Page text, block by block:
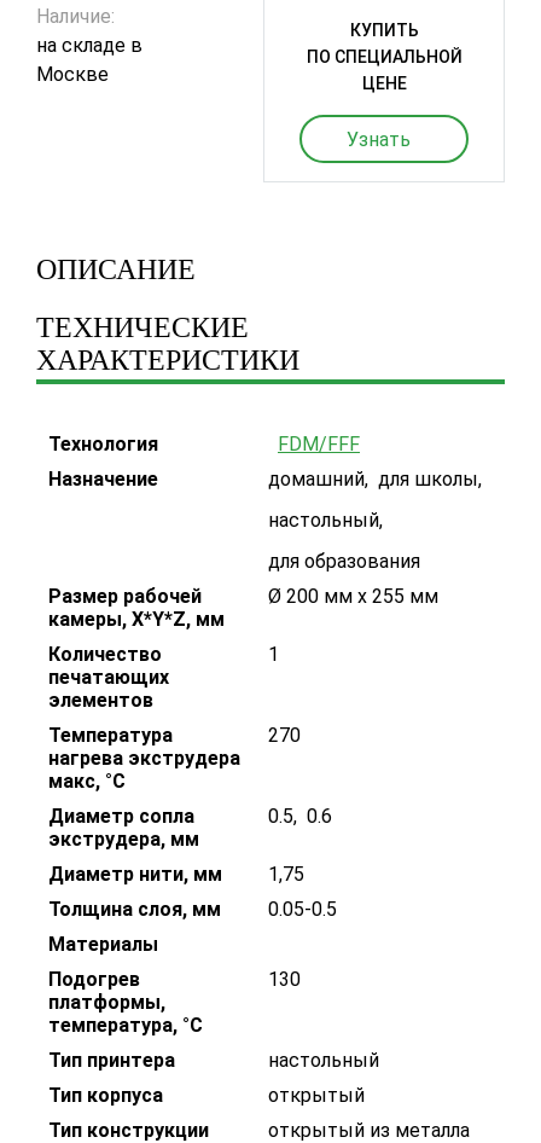
Наличие:
на складе в
Москве
КУПИТЬ
ПО СПЕЦИАЛЬНОЙ
ЦЕНЕ
Узнать
ОПИСАНИЕ
ТЕХНИЧЕСКИЕ
ХАРАКТЕРИСТИКИ
Технология
FDM/FFF
Назначение
домашний, для школы,
настольный,
для образования
Размер рабочей
камеры, X*Y*Z, мм
Ø 200 мм х 255 мм
Количество
печатающих
элементов
1
Температура
нагрева экструдера
макс, °С
270
Диаметр сопла
экструдера, мм
0.5, 0.6
Диаметр нити, мм
1,75
Толщина слоя, мм
0.05-0.5
Материалы
Подогрев
платформы,
температура, °С
130
Тип принтера
настольный
Тип корпуса
открытый
Тип конструкции
открытый из металла